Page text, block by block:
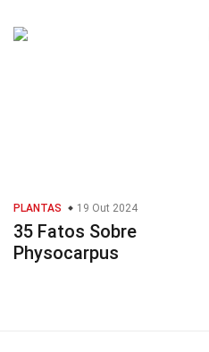
PLANTAS 19 Out 2024
35 Fatos Sobre
Physocarpus